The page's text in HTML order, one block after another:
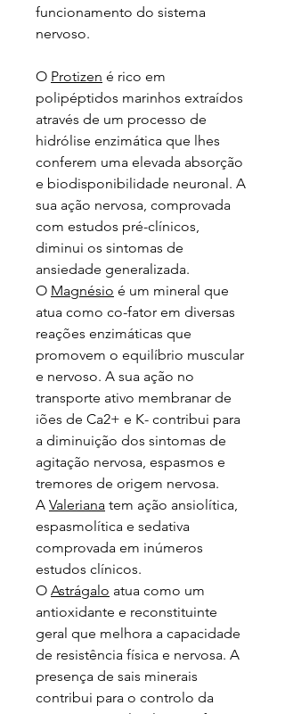
funcionamento do sistema
nervoso.
O Protizen é rico em
polipéptidos marinhos extraídos
através de um processo de
hidrólise enzimática que lhes
conferem uma elevada absorção
e biodisponibilidade neuronal. A
sua ação nervosa, comprovada
com estudos pré-clínicos,
diminui os sintomas de
ansiedade generalizada.
O Magnésio é um mineral que
atua como co-fator em diversas
reações enzimáticas que
promovem o equilíbrio muscular
e nervoso. A sua ação no
transporte ativo membranar de
iões de Ca2+ e K- contribui para
a diminuição dos sintomas de
agitação nervosa, espasmos e
tremores de origem nervosa.
A Valeriana tem ação ansiolítica,
espasmolítica e sedativa
comprovada em inúmeros
estudos clínicos.
O Astrágalo atua como um
antioxidante e reconstituinte
geral que melhora a capacidade
de resistência física e nervosa. A
presença de sais minerais
contribui para o controlo da